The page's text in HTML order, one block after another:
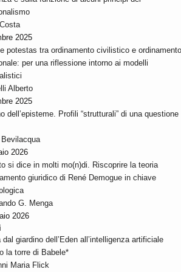
2025
potestas tra ordinamento civilistico e ordinamento
per una riflessione intorno ai modelli
Alberto
2025
dell’episteme. Profili “strutturali” di una questione
Bevilacqua
2026
si dice in molti mo(n)di. Riscoprire la teoria
giuridico di René Demogue in chiave
G. Menga
2026
dal giardino dell’Eden all’intelligenza artificiale
la torre di Babele*
Maria Flick